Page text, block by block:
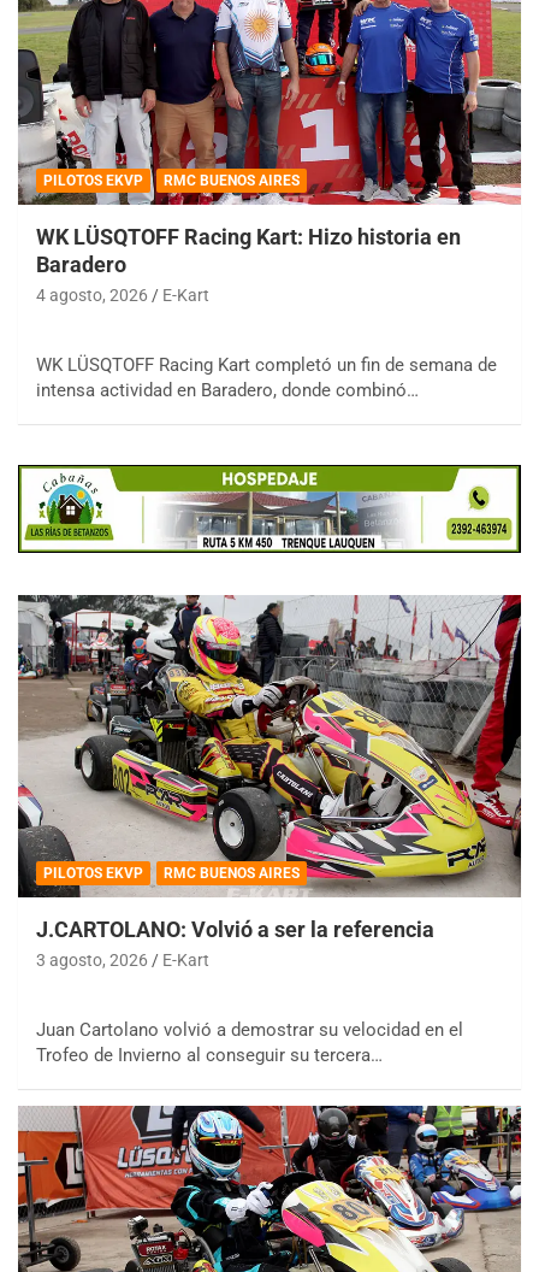
PILOTOS EKVP RMC BUENOS AIRES
WK LÜSQTOFF Racing Kart: Hizo historia en
Baradero
4 agosto, 2026 E-Kart
WK LÜSQTOFF Racing Kart completó un fin de semana de
intensa actividad en Baradero, donde combinó…
PILOTOS EKVP RMC BUENOS AIRES
J.CARTOLANO: Volvió a ser la referencia
3 agosto, 2026 E-Kart
Juan Cartolano volvió a demostrar su velocidad en el
Trofeo de Invierno al conseguir su tercera…